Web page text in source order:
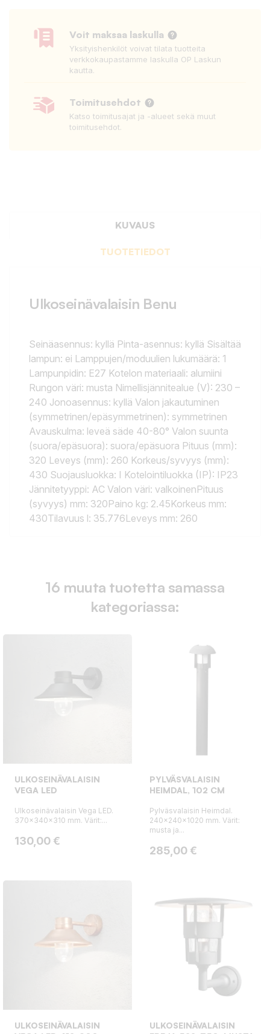
Voit maksaa laskulla
Yksityishenkilöt voivat tilata tuotteita
verkkokaupastamme laskulla OP Laskun
kautta.
Toimitusehdot
Katso toimitusajat ja -alueet sekä muut
toimitusehdot.
KUVAUS
TUOTETIEDOT
Ulkoseinävalaisin Benu
Seinäasennus: kyllä Pinta-asennus: kyllä Sisältää
lampun: ei Lamppujen/moduulien lukumäärä: 1
Lampunpidin: E27 Kotelon materiaali: alumiini
Rungon väri: musta Nimellisjännitealue (V): 230 –
240 Jonoasennus: kyllä Valon jakautuminen
(symmetrinen/epäsymmetrinen): symmetrinen
Avauskulma: leveä säde 40-80° Valon suunta
(suora/epäsuora): suora/epäsuora Pituus (mm):
320 Leveys (mm): 260 Korkeus/syvyys (mm):
430 Suojausluokka: I Kotelointiluokka (IP): IP23
Jännitetyyppi: AC Valon väri: valkoinenPituus
(syvyys) mm: 320Paino kg: 2.45Korkeus mm:
430Tilavuus l: 35.776Leveys mm: 260
16 muuta tuotetta samassa
kategoriassa:
ULKOSEINÄVALAISIN
VEGA LED
Ulkoseinävalaisin Vega LED.
370x340x310 mm. Värit:...
Hinta
130,00 €
PYLVÄSVALAISIN
HEIMDAL, 102 CM
Pylväsvalaisin Heimdal.
240x240x1020 mm. Värit:
musta ja...
Hinta
285,00 €
ULKOSEINÄVALAISIN
ULKOSEINÄVALAISIN